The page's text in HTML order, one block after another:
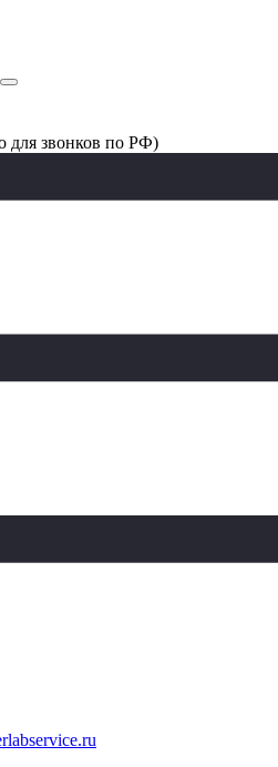
для звонков по РФ)